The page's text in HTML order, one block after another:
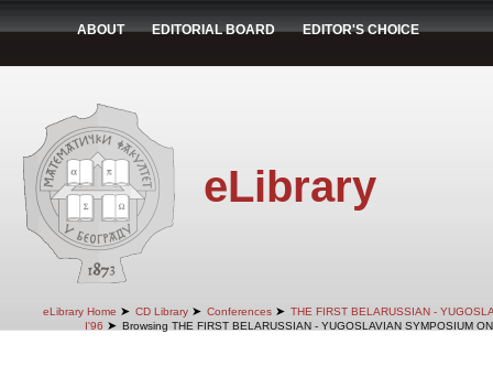
ABOUT EDITORIAL BOARD EDITOR'S CHOICE
eLibrary
eLibrary Home ➤ CD Library ➤ Conferences ➤ THE FIRST BELARUSSIAN -
I'96 ➤ Browsing THE FIRST BELARUSSIAN - YUGOSLAVIAN SYMPOSIUM